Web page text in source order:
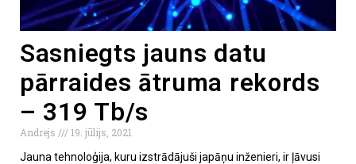
Sasniegts jauns datu
pārraides ātruma rekords
– 319 Tb/s
Andrejs
19. jūlijs, 2021
Jauna tehnoloģija, kuru izstrādājuši japāņu inženieri, ir ļāvusi